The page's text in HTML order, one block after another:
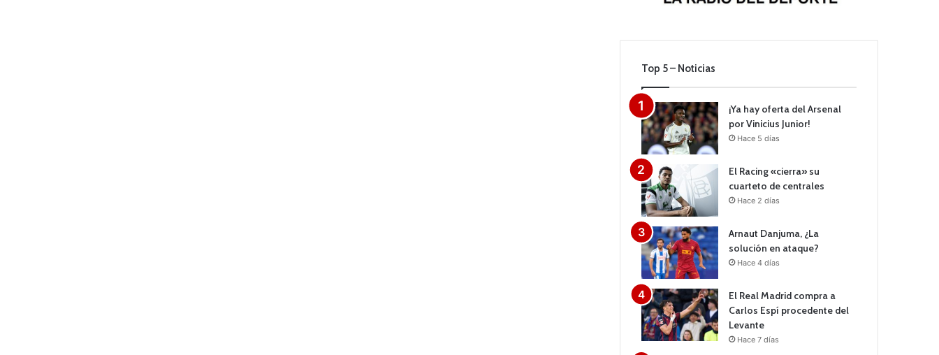
Top 5 – Noticias
¡Ya hay oferta del Arsenal
por Vinicius Junior!
Hace 5 días
El Racing «cierra» su
cuarteto de centrales
Hace 2 días
Arnaut Danjuma, ¿La
solución en ataque?
Hace 4 días
El Real Madrid compra a
Carlos Espí procedente del
Levante
Hace 7 días